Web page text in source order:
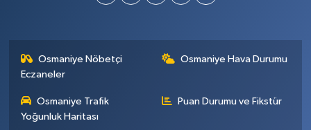
Osmaniye Nöbetçi
Eczaneler
Osmaniye Hava Durumu
Osmaniye Trafik
Yoğunluk Haritası
Puan Durumu ve Fikstür